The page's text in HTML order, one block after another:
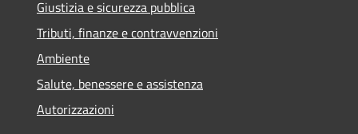
Giustizia e sicurezza pubblica
Tributi, finanze e contravvenzioni
Ambiente
Salute, benessere e assistenza
Autorizzazioni